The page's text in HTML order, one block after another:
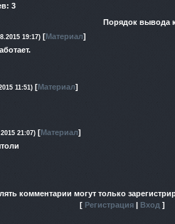
: 3
Порядок вывода
19:17) [Материал]
11:51) [Материал]
21:07) [Материал]
комментарии могут только
[ Регистрация | Вход ]